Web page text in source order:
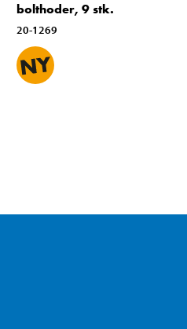
bolthoder, 9 stk.
20-1269